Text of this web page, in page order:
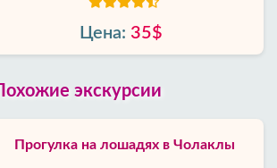
Цена: 35$
Похожие экскурсии
Прогулка на лошадях в Чолаклы